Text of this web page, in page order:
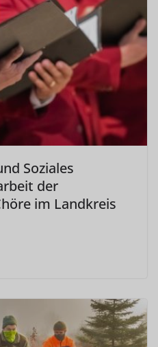
Soziales
der
im Landkreis